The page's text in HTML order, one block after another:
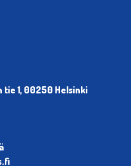
tie 1, 00250 Helsinki